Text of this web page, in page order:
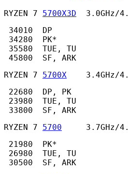
RYZEN 7 5700X3D
3.0GHz/
34010  DP
34280  PK*
35580  TUE, TU
45800  SF, ARK
RYZEN 7 5700X
3.4GHz/
22680  DP, PK
23980  TUE, TU
33800  SF, ARK
RYZEN 7 5700
3.7GHz/
21980  PK*
26980  TUE, TU
30500  SF, ARK